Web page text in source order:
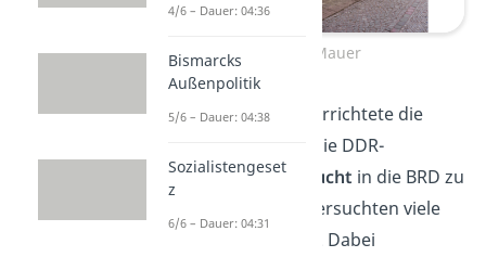
Berliner Mauer
Die DDR-Regierung errichtete die
Berliner Mauer, um die DDR-
Einwohner an der
Flucht in die BRD zu
hindern. Trotzdem versuchten viele
Menschen zu fliehen. Dabei
4/6 – Dauer: 04:36
Bismarcks
Außenpolitik
5/6 – Dauer: 04:38
Sozialistengeset
z
6/6 – Dauer: 04:31